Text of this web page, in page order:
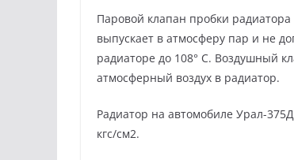
Паровой клапан пробки
выпускает в атмосферу пар и не
радиаторе до 108° С. Воздушный
атмосферный воздух в радиатор.
Радиатор на автомобиле Урал-
кгс/см2.